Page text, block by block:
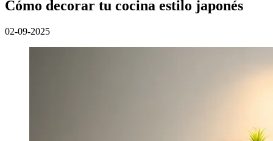
Cómo decorar tu cocina estilo japonés
02-09-2025